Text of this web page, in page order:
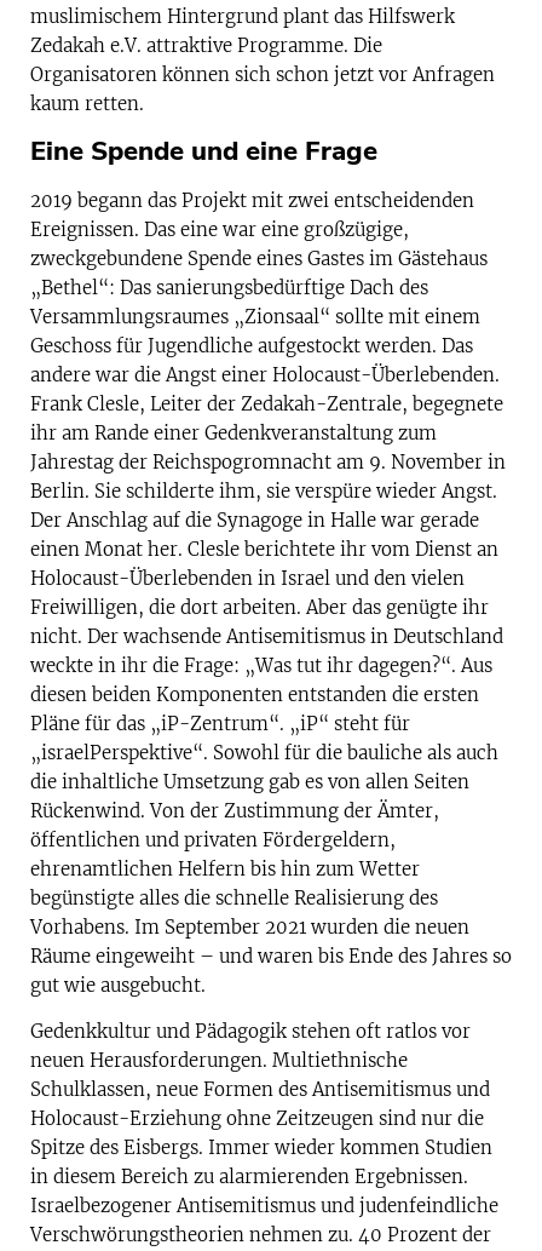
muslimischem Hintergrund plant das Hilfswerk
Zedakah e.V. attraktive Programme. Die
Organisatoren können sich schon jetzt vor Anfragen
kaum retten.
Eine Spende und eine Frage
2019 begann das Projekt mit zwei entscheidenden
Ereignissen. Das eine war eine großzügige,
zweckgebundene Spende eines Gastes im Gästehaus
„Bethel“: Das sanierungsbedürftige Dach des
Versammlungsraumes „Zionsaal“ sollte mit einem
Geschoss für Jugendliche aufgestockt werden. Das
andere war die Angst einer Holocaust-Überlebenden.
Frank Clesle, Leiter der Zedakah-Zentrale, begegnete
ihr am Rande einer Gedenkveranstaltung zum
Jahrestag der Reichspogromnacht am 9. November in
Berlin. Sie schilderte ihm, sie verspüre wieder Angst.
Der Anschlag auf die Synagoge in Halle war gerade
einen Monat her. Clesle berichtete ihr vom Dienst an
Holocaust-Überlebenden in Israel und den vielen
Freiwilligen, die dort arbeiten. Aber das genügte ihr
nicht. Der wachsende Antisemitismus in Deutschland
weckte in ihr die Frage: „Was tut ihr dagegen?“. Aus
diesen beiden Komponenten entstanden die ersten
Pläne für das „iP-Zentrum“. „iP“ steht für
„israelPerspektive“. Sowohl für die bauliche als auch
die inhaltliche Umsetzung gab es von allen Seiten
Rückenwind. Von der Zustimmung der Ämter,
öffentlichen und privaten Fördergeldern,
ehrenamtlichen Helfern bis hin zum Wetter
begünstigte alles die schnelle Realisierung des
Vorhabens. Im September 2021 wurden die neuen
Räume eingeweiht – und waren bis Ende des Jahres so
gut wie ausgebucht.
Gedenkkultur und Pädagogik stehen oft ratlos vor
neuen Herausforderungen. Multiethnische
Schulklassen, neue Formen des Antisemitismus und
Holocaust-Erziehung ohne Zeitzeugen sind nur die
Spitze des Eisbergs. Immer wieder kommen Studien
in diesem Bereich zu alarmierenden Ergebnissen.
Israelbezogener Antisemitismus und judenfeindliche
Verschwörungstheorien nehmen zu. 40 Prozent der